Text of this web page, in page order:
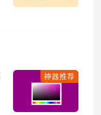
神器推荐